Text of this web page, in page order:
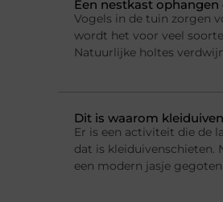
Een nestkast
Vogels in de tuin zorgen
wordt het voor veel
Natuurlijke holtes
Dit is waarom
Er is een activiteit die de
dat is kleiduivenschieten.
een modern jasje